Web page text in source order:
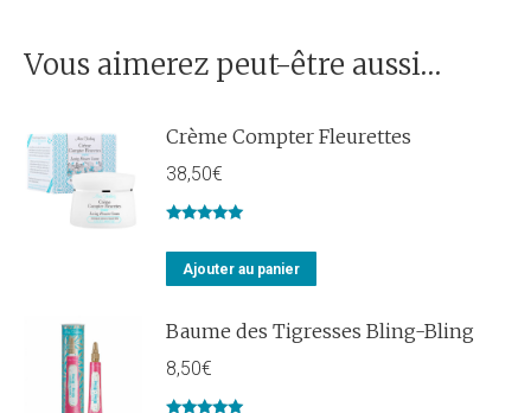
Vous aimerez peut-être aussi…
Crème Compter Fleurettes
38,50€
sur 5
Ajouter au panier
Baume des Tigresses Bling-Bling
8,50€